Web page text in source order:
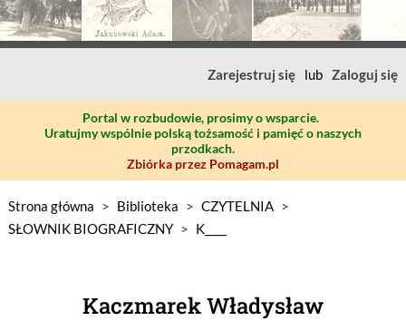
Zarejestruj się lub Zaloguj się
Portal w rozbudowie, prosimy o wsparcie.
Uratujmy wspólnie polską tożsamość i pamięć o naszych
przodkach.
Zbiórka przez Pomagam.pl
Strona główna > Biblioteka > CZYTELNIA >
SŁOWNIK BIOGRAFICZNY > K____
Kaczmarek Władysław